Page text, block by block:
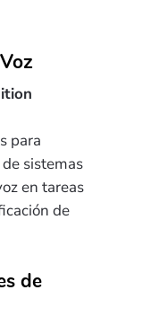
para
sistemas
en tareas
de
de